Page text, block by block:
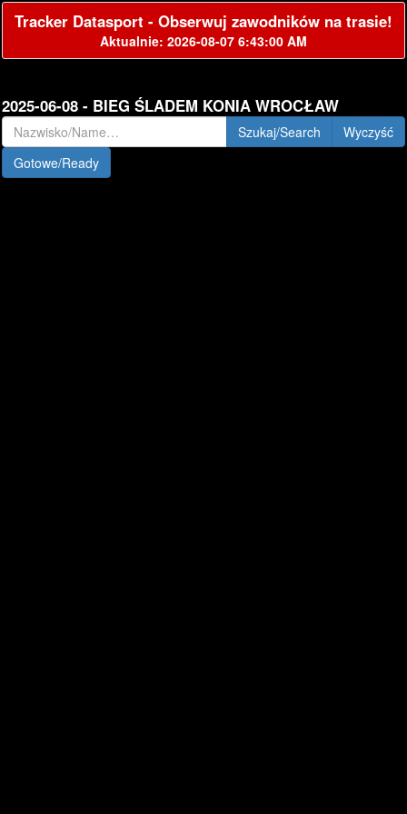
Tracker Datasport - Obserwuj zawodników na trasie!
Aktualnie: 2026-08-07 6:43:00 AM
2025-06-08 - BIEG ŚLADEM KONIA WROCŁAW
Szukaj/Search
Gotowe/Ready